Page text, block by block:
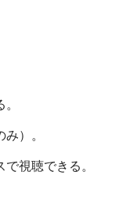
）。
視聴できる。